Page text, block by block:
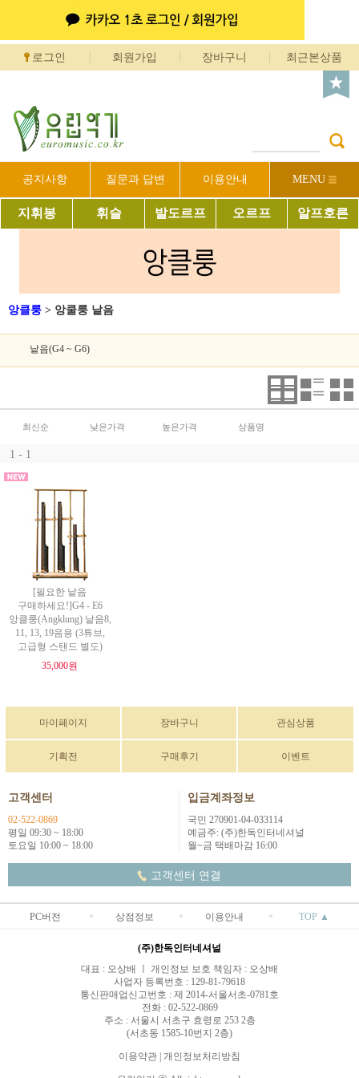
로그인 회원가입 장바구니 최근본상품
공지사항 질문과 답변 이용안내 MENU
지휘봉 휘슬 발도르프 오르프 알프호른
앙클룽 > 앙쿨룽 낱음
낱음(G4 ~ G6)
최신순 낮은가격 높은가격 상품명
1 - 1
[필요한 낱음
구매하세요!]G4 - E6
앙클룽(Angklung) 낱음8,
11, 13, 19음용 (3튜브,
고급형 스탠드 별도)
35,000원
마이페이지 장바구니 관심상품
기획전 구매후기 이벤트
고객센터
02-522-0869
평일 09:30 ~ 18:00
토요일 10:00 ~ 18:00
입금계좌정보
국민 270901-04-033114
예금주: (주)한독인터네셔널
월~금 택배마감 16:00
고객센터 연결
PC버전 상점정보 이용안내 TOP ▲
(주)한독인터네셔널
대표 : 오상배 ㅣ 개인정보 보호 책임자 : 오상배
사업자 등록번호 : 129-81-79618
통신판매업신고번호 : 제 2014-서울서초-0781호
전화 : 02-522-0869
주소 : 서울시 서초구 효령로 253 2층
(서초동 1585-10번지 2층)
이용약관 개인정보처리방침